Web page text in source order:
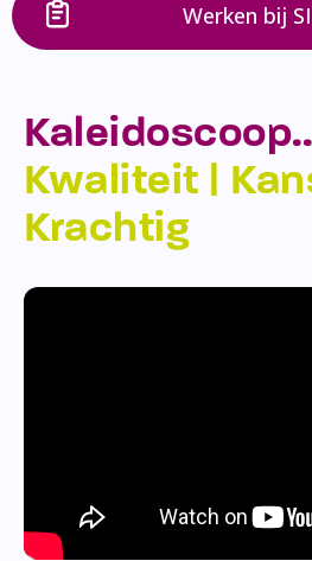
Werken bij
Kwaliteit |
Krachtig